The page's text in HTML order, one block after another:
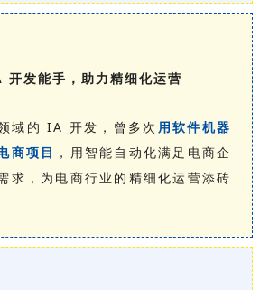
开发能手，助力精细化运营
域的 IA 开发，曾多次 用软件机器
商项目 ，用智能自动化满足电商企
求，为电商行业的精细化运营添砖